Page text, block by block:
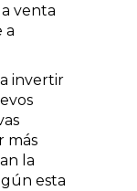
venta
a
invertir
más
la
esta